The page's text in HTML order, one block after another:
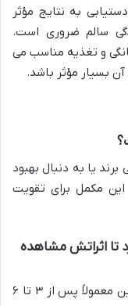
به نتایج مؤثر
سالم ضروری است.
و تغذیه مناسب می
بسیار مؤثر باشد.
یا به دنبال بهبود
مکمل برای تقویت
اثراتش مشاهده
بسته به فرد و شرایط سلامت نتایج هیرتامین معمولاً پس از ۳ تا ۶